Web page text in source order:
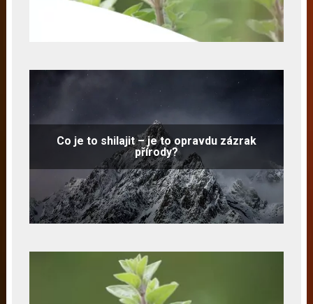
Co je to shilajit – je to opravdu zázrak
přírody?